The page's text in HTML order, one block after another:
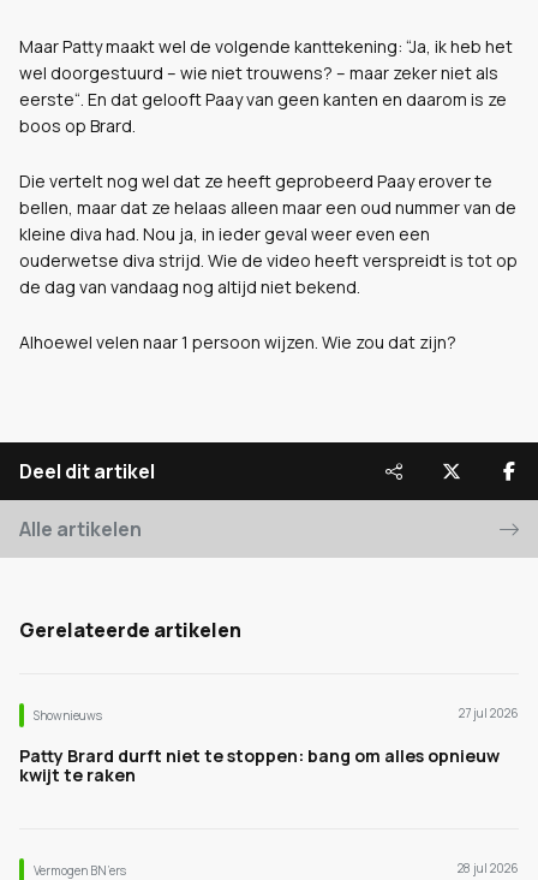
Maar Patty maakt wel de volgende kanttekening: “Ja, ik heb het
wel doorgestuurd – wie niet trouwens? – maar zeker niet als
eerste“. En dat gelooft Paay van geen kanten en daarom is ze
boos op Brard.
Die vertelt nog wel dat ze heeft geprobeerd Paay erover te
bellen, maar dat ze helaas alleen maar een oud nummer van de
kleine diva had. Nou ja, in ieder geval weer even een
ouderwetse diva strijd. Wie de video heeft verspreidt is tot op
de dag van vandaag nog altijd niet bekend.
Alhoewel velen naar 1 persoon wijzen. Wie zou dat zijn?
Deel dit artikel
Alle artikelen
Gerelateerde artikelen
Shownieuws 27 jul 2026
Patty Brard durft niet te stoppen: bang om alles opnieuw
kwijt te raken
Vermogen BN’ers 28 jul 2026